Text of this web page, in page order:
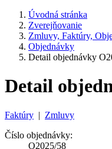
Úvodná stránka
Zverejňovanie
Zmluvy, Faktúry,
Objednávky
Detail objednávky
Detail
Faktúry | Zmluvy
Číslo objednávky:
O2025/58